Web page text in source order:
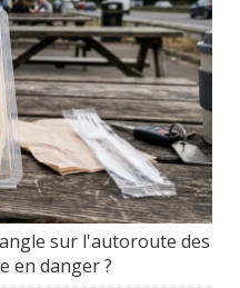
sur l'autoroute des
en danger ?